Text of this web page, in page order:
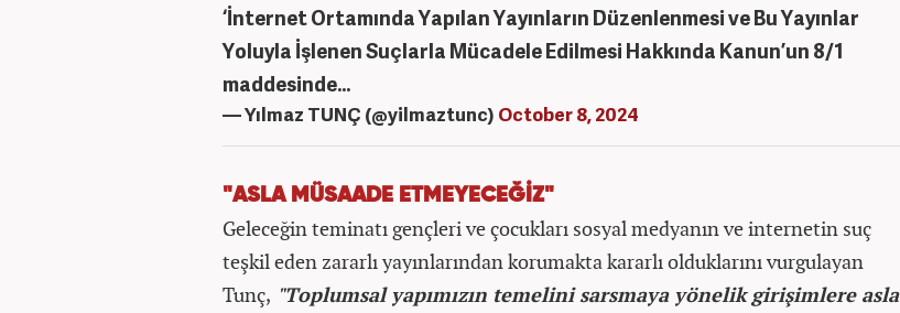
‘İnternet Ortamında Yapılan Yayınların Düzenlenmesi ve Bu Yayınlar
Yoluyla İşlenen Suçlarla Mücadele Edilmesi Hakkında Kanun’un 8/1
maddesinde…
— Yılmaz TUNÇ (@yilmaztunc) October 8, 2024
"ASLA MÜSAADE ETMEYECEĞİZ"
Geleceğin teminatı gençleri ve çocukları sosyal medyanın ve internetin suç
teşkil eden zararlı yayınlarından korumakta kararlı olduklarını vurgulayan
Tunç, "Toplumsal yapımızın temelini sarsmaya yönelik girişimlere asla